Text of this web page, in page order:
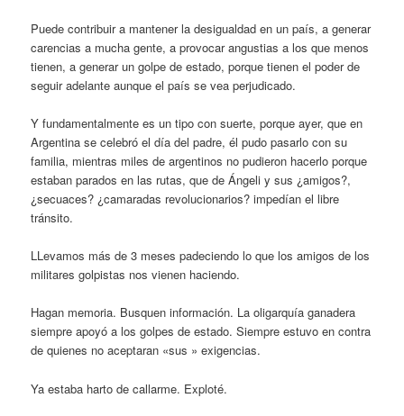
Puede contribuir a mantener la desigualdad en un país, a generar
carencias a mucha gente, a provocar angustias a los que menos
tienen, a generar un golpe de estado, porque tienen el poder de
seguir adelante aunque el país se vea perjudicado.
Y fundamentalmente es un tipo con suerte, porque ayer, que en
Argentina se celebró el día del padre, él pudo pasarlo con su
familia, mientras miles de argentinos no pudieron hacerlo porque
estaban parados en las rutas, que de Ángeli y sus ¿amigos?,
¿secuaces? ¿camaradas revolucionarios? impedían el libre
tránsito.
LLevamos más de 3 meses padeciendo lo que los amigos de los
militares golpistas nos vienen haciendo.
Hagan memoria. Busquen información. La oligarquía ganadera
siempre apoyó a los golpes de estado. Siempre estuvo en contra
de quienes no aceptaran «sus » exigencias.
Ya estaba harto de callarme. Exploté.